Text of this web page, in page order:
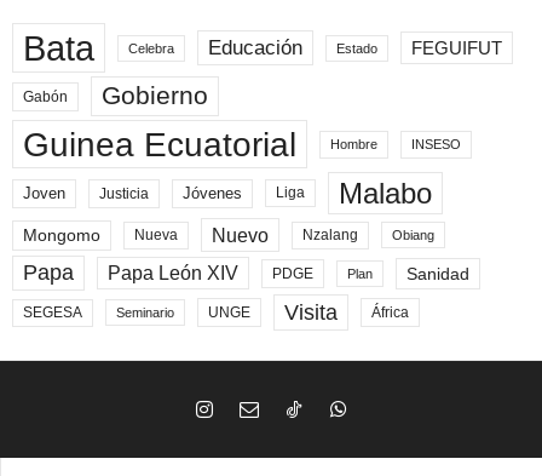
Bata Celebra Educación Estado FEGUIFUT
Gabón Gobierno
Guinea Ecuatorial Hombre INSESO
Joven Justicia Jóvenes Liga Malabo
Mongomo Nueva Nuevo Nzalang Obiang
Papa Papa León XIV PDGE Plan Sanidad
SEGESA Seminario UNGE Visita África